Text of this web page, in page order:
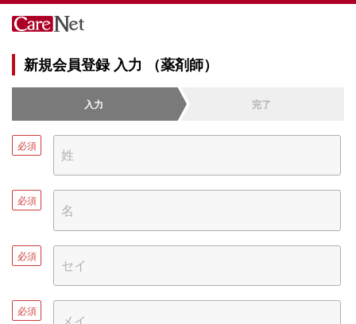
新規会員登録 入力 （薬剤師）
入力 完了
必須
必須
必須
必須